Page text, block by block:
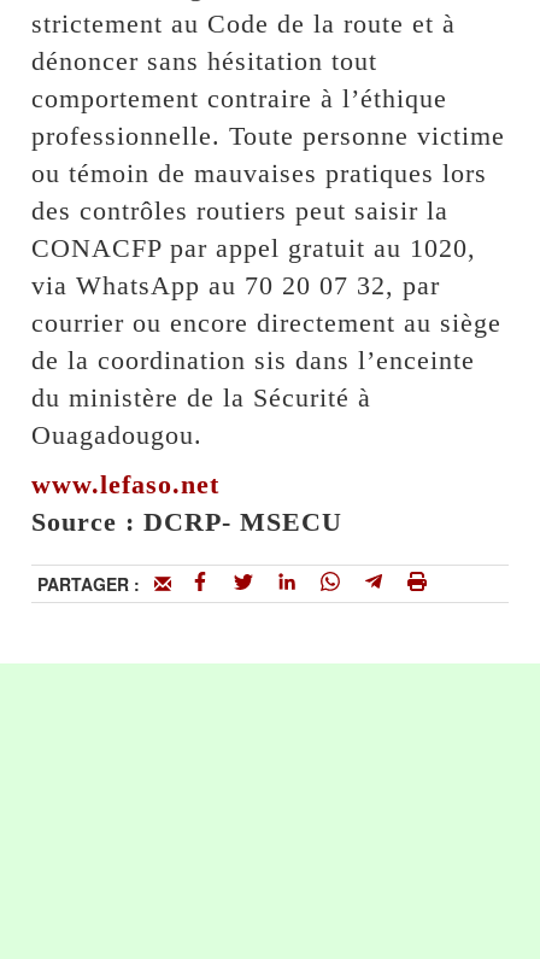
strictement au Code de la route et à
dénoncer sans hésitation tout
comportement contraire à l’éthique
professionnelle. Toute personne victime
ou témoin de mauvaises pratiques lors
des contrôles routiers peut saisir la
CONACFP par appel gratuit au 1020,
via WhatsApp au 70 20 07 32, par
courrier ou encore directement au siège
de la coordination sis dans l’enceinte
du ministère de la Sécurité à
Ouagadougou.
www.lefaso.net
Source : DCRP- MSECU
PARTAGER :